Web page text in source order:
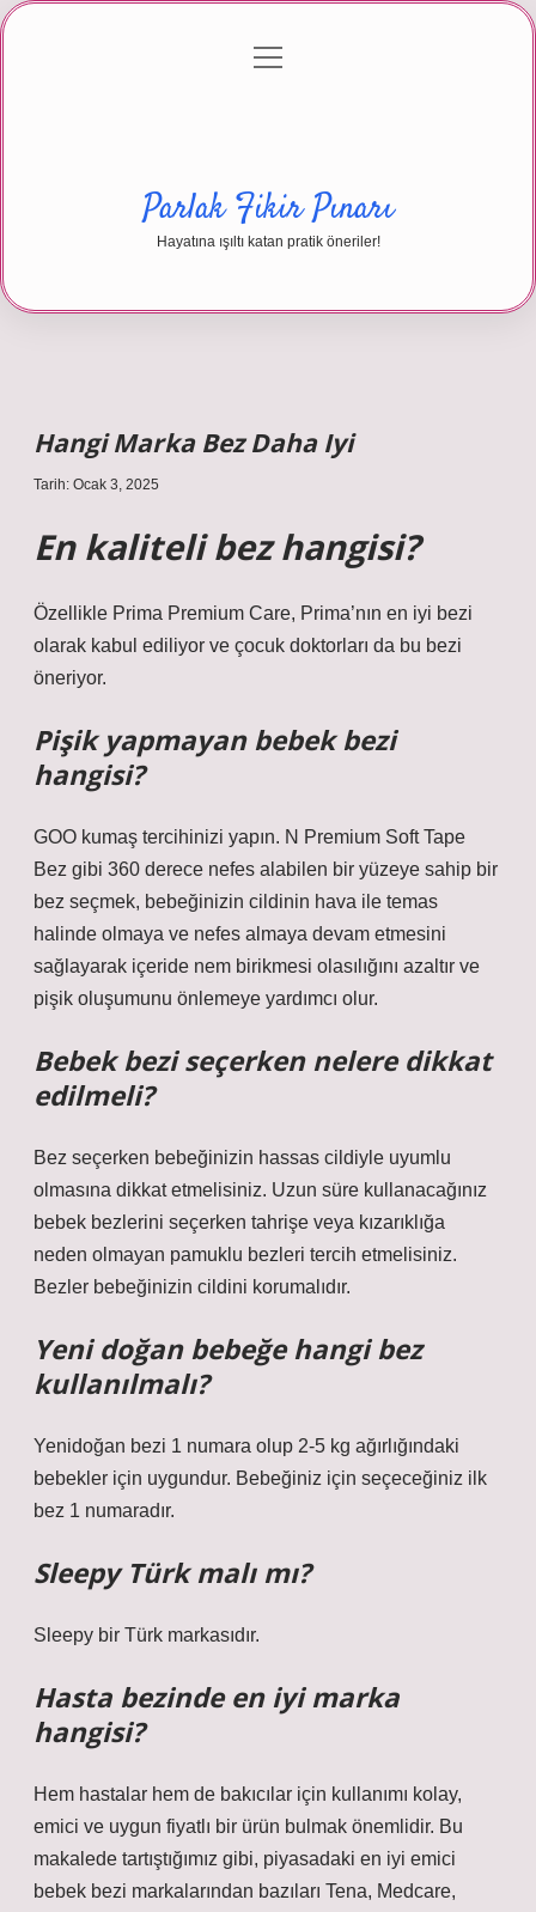
Gizlilik Politikası
menüyü
Parlak Fikir Pınarı
Hayatına ışıltı katan pratik öneriler!
Hangi Marka Bez Daha Iyi
Tarih: Ocak 3, 2025
En kaliteli bez hangisi?
Özellikle Prima Premium Care, Prima’nın en iyi bezi
olarak kabul ediliyor ve çocuk doktorları da bu bezi
öneriyor.
Pişik yapmayan bebek bezi
hangisi?
GOO kumaş tercihinizi yapın. N Premium Soft Tape
Bez gibi 360 derece nefes alabilen bir yüzeye sahip bir
bez seçmek, bebeğinizin cildinin hava ile temas
halinde olmaya ve nefes almaya devam etmesini
sağlayarak içeride nem birikmesi olasılığını azaltır ve
pişik oluşumunu önlemeye yardımcı olur.
Bebek bezi seçerken nelere dikkat
edilmeli?
Bez seçerken bebeğinizin hassas cildiyle uyumlu
olmasına dikkat etmelisiniz. Uzun süre kullanacağınız
bebek bezlerini seçerken tahrişe veya kızarıklığa
neden olmayan pamuklu bezleri tercih etmelisiniz.
Bezler bebeğinizin cildini korumalıdır.
Yeni doğan bebeğe hangi bez
kullanılmalı?
Yenidoğan bezi 1 numara olup 2-5 kg ​​ağırlığındaki
bebekler için uygundur. Bebeğiniz için seçeceğiniz ilk
bez 1 numaradır.
Sleepy Türk malı mı?
Sleepy bir Türk markasıdır.
Hasta bezinde en iyi marka
hangisi?
Hem hastalar hem de bakıcılar için kullanımı kolay,
emici ve uygun fiyatlı bir ürün bulmak önemlidir. Bu
makalede tartıştığımız gibi, piyasadaki en iyi emici
bebek bezi markalarından bazıları Tena, Medcare,